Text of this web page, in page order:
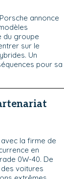
annonce
du groupe
sur le
Un
pour sa
la firme de
en
0W-40. De
voitures